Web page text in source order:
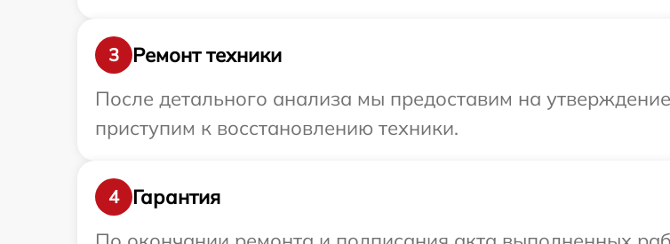
3
Ремонт техники
После детального анализа мы предоставим на
приступим к восстановлению техники.
4
Гарантия